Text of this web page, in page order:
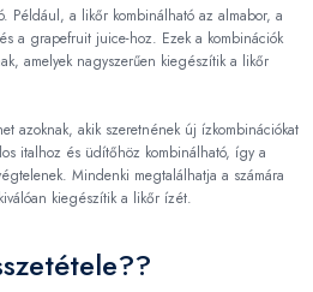
Például, a likőr kombinálható az almabor, a
a grapefruit juice-hoz. Ezek a kombinációk
amelyek nagyszerűen kiegészítik a likőr
azoknak, akik szeretnének új ízkombinációkat
italhoz és üdítőhöz kombinálható, így a
Mindenki megtalálhatja a számára
kiegészítik a likőr ízét.